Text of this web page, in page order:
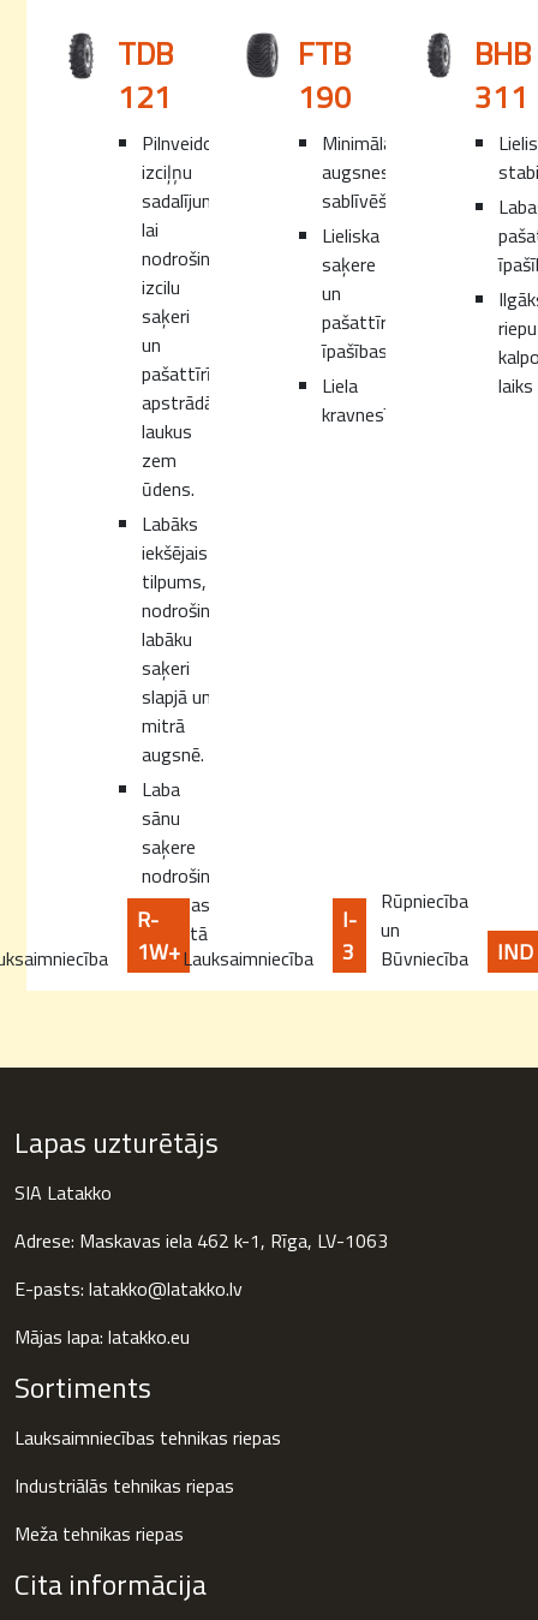
TDB
121
Pilnveidots
izciļņu
sadalījums,
lai
nodrošinātu
izcilu
saķeri
un
pašattīrīšanos,
apstrādājot
laukus
zem
ūdens.
Labāks
iekšējais
tilpums,
nodrošina
labāku
saķeri
slapjā un
mitrā
augsnē.
Laba
sānu
saķere
nodrošina
darbības
stabilitāti
R-
1W+
FTB
190
Minimāla
augsnes
sablīvēšana
Lieliska
saķere
un
pašattīrīšanās
īpašības
Liela
kravnesība
Lauksaimniecība
I-
3
BHB
311
riepu
laiks
Rūpniecība
un
Būvniecība
IND
Lapas uzturētājs
SIA Latakko
Adrese: Maskavas iela 462 k-1, Rīga, LV-1063
E-pasts: latakko@latakko.lv
Mājas lapa: latakko.eu
Sortiments
Lauksaimniecības tehnikas riepas
Industriālās tehnikas riepas
Meža tehnikas riepas
Cita informācija